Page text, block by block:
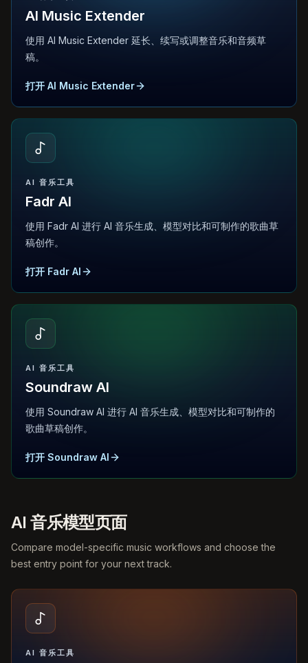
AI Music Extender
使用 AI Music Extender 延长、续写或调整音乐和音频草
稿。
打开 AI Music Extender
AI 音乐工具
Fadr AI
使用 Fadr AI 进行 AI 音乐生成、模型对比和可制作的歌曲草
稿创作。
打开 Fadr AI
AI 音乐工具
Soundraw AI
使用 Soundraw AI 进行 AI 音乐生成、模型对比和可制作的
歌曲草稿创作。
打开 Soundraw AI
AI 音乐模型页面
Compare model-specific music workflows and choose the
best entry point for your next track.
AI 音乐工具